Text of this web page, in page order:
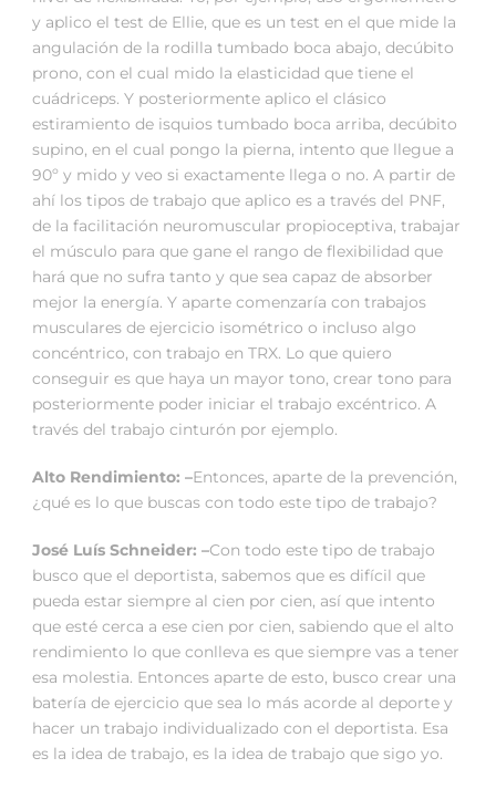
y aplico el test de Ellie, que es un test en el que mide la
angulación de la rodilla tumbado boca abajo, decúbito
prono, con el cual mido la elasticidad que tiene el
cuádriceps. Y posteriormente aplico el clásico
estiramiento de isquios tumbado boca arriba, decúbito
supino, en el cual pongo la pierna, intento que llegue a
90º y mido y veo si exactamente llega o no. A partir de
ahí los tipos de trabajo que aplico es a través del PNF,
de la facilitación neuromuscular propioceptiva, trabajar
el músculo para que gane el rango de flexibilidad que
hará que no sufra tanto y que sea capaz de absorber
mejor la energía. Y aparte comenzaría con trabajos
musculares de ejercicio isométrico o incluso algo
concéntrico, con trabajo en TRX. Lo que quiero
conseguir es que haya un mayor tono, crear tono para
posteriormente poder iniciar el trabajo excéntrico. A
través del trabajo cinturón por ejemplo.
Alto Rendimiento: –Entonces, aparte de la prevención,
¿qué es lo que buscas con todo este tipo de trabajo?
José Luís Schneider: –Con todo este tipo de trabajo
busco que el deportista, sabemos que es difícil que
pueda estar siempre al cien por cien, así que intento
que esté cerca a ese cien por cien, sabiendo que el alto
rendimiento lo que conlleva es que siempre vas a tener
esa molestia. Entonces aparte de esto, busco crear una
batería de ejercicio que sea lo más acorde al deporte y
hacer un trabajo individualizado con el deportista. Esa
es la idea de trabajo, es la idea de trabajo que sigo yo.